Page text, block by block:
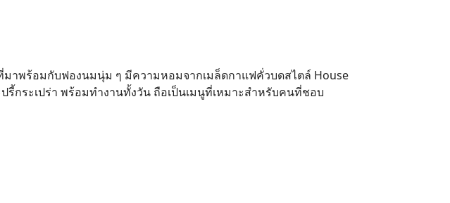
มาพร้อมกับฟองนมนุ่ม ๆ มีความหอมจากเมล็ดกาแฟคั่วบดสไตล์ House
กระเปร่า พร้อมทำงานทั้งวัน ถือเป็นเมนูที่เหมาะสำหรับคนที่ชอบ